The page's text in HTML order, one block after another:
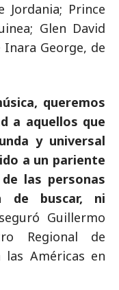
Jordania; Prince
Glen David
Inara George, de
queremos
a aquellos que
y universal
a un pariente
las personas
de buscar, ni
Guillermo
Regional de
las Américas en